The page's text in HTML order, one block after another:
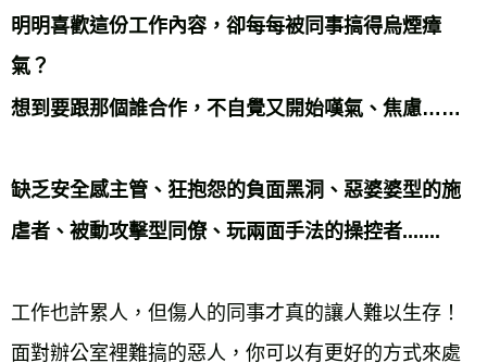
明明喜歡這份工作內容，卻每每被同事搞得烏煙瘴
氣？
想到要跟那個誰合作，不自覺又開始嘆氣、焦慮……
缺乏安全感主管、狂抱怨的負面黑洞、惡婆婆型的施
虐者、被動攻擊型同僚、玩兩面手法的操控者.......
工作也許累人，但傷人的同事才真的讓人難以生存！
面對辦公室裡難搞的惡人，你可以有更好的方式來處